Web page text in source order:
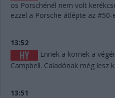
os Porschénél nem volt
ezzel a Porsche átlépte az #50-
13:52
Ennek a körnek a
Campbell. Caladónak még lesz
13:51